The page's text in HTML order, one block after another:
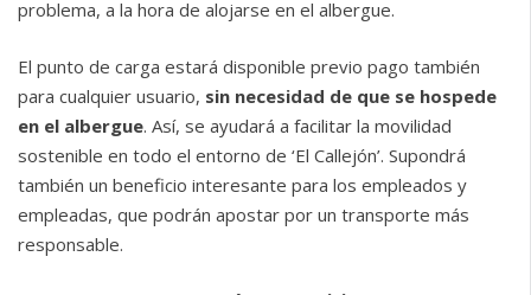
problema, a la hora de alojarse en el albergue.
El punto de carga estará disponible previo pago también
para cualquier usuario, sin necesidad de que se hospede
en el albergue. Así, se ayudará a facilitar la movilidad
sostenible en todo el entorno de ‘El Callejón’. Supondrá
también un beneficio interesante para los empleados y
empleadas, que podrán apostar por un transporte más
responsable.